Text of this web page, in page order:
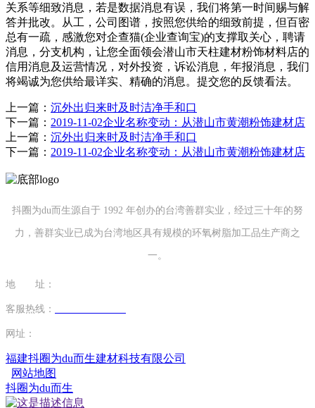
关系等细致消息，若是数据消息有误，我们将第一时间赐与解
答并批改。从工，公司图谱，按照您供给的细致前提，但百密
总有一疏，感激您对企查猫(企业查询宝)的支撑取关心，聘请
消息，分支机构，让您全面领会潜山市天柱建材粉饰材料店的
信用消息及运营情况，对外投资，诉讼消息，年报消息，我们
将竭诚为您供给最详实、精确的消息。提交您的反馈看法。
上一篇： 沉外出归来时及时洁净手和口
下一篇： 2019-11-02企业名称变动：从潜山市黄潮粉饰建材店
上一篇： 沉外出归来时及时洁净手和口
下一篇： 2019-11-02企业名称变动：从潜山市黄潮粉饰建材店
抖圈为du而生源自于 1992 年创办的台湾善群实业，经过三十年的努
力，善群实业已成为台湾地区具有规模的环氧树脂加工品生产商之
一。
地 址：
客服热线：
网址：
福建抖圈为du而生建材科技有限公司
网站地图
抖圈为du而生